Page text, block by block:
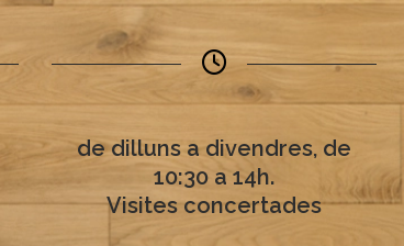
de dilluns a divendres, de
10:30 a 14h.
Visites concertades